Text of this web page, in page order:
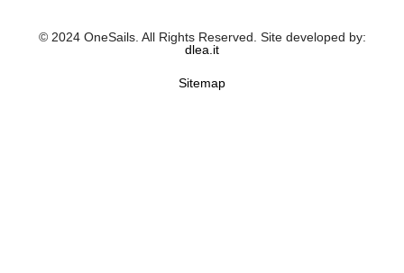
© 2024 OneSails. All Rights Reserved. Site developed by:
dlea.it
Sitemap